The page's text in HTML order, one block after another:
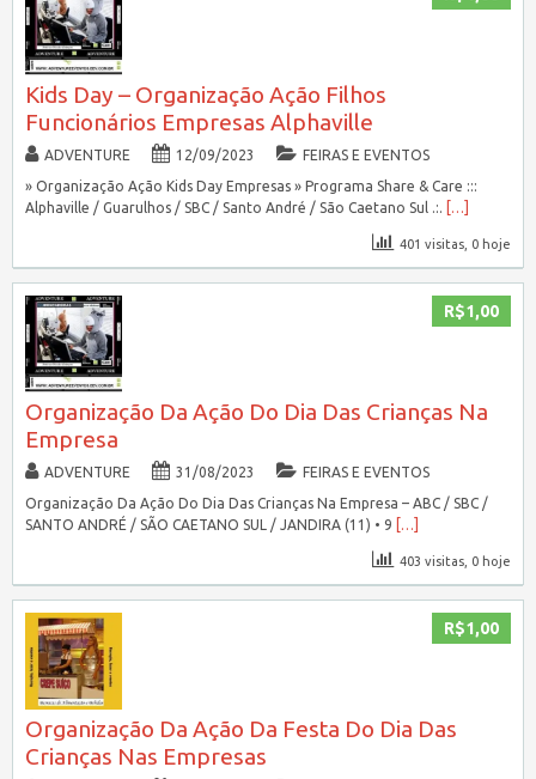
Kids Day – Organização Ação Filhos
Funcionários Empresas Alphaville
ADVENTURE 12/09/2023
FEIRAS E EVENTOS
» Organização Ação Kids Day Empresas » Programa Share & Care :::
Alphaville / Guarulhos / SBC / Santo André / São Caetano Sul .:.
[…]
401 visitas, 0 hoje
R$1,00
Organização Da Ação Do Dia Das Crianças Na
Empresa
ADVENTURE 31/08/2023
FEIRAS E EVENTOS
Organização Da Ação Do Dia Das Crianças Na Empresa – ABC / SBC /
SANTO ANDRÉ / SÃO CAETANO SUL / JANDIRA (11) • 9
[…]
403 visitas, 0 hoje
R$1,00
Organização Da Ação Da Festa Do Dia Das
Crianças Nas Empresas